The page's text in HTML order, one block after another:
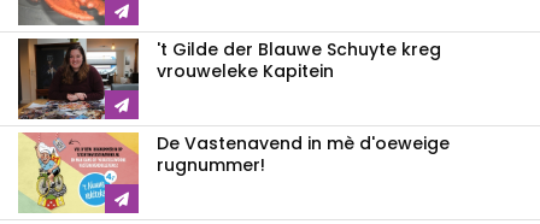
't Gilde der Blauwe Schuyte kreg
vrouweleke Kapitein
De Vastenavend in mè d'oeweige
rugnummer!